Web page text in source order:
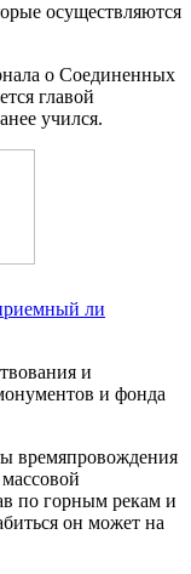
осуществляются
о Соединенных
главой
учился.
ли
и
и фонда
времяпровождения
по горным рекам и
он может на